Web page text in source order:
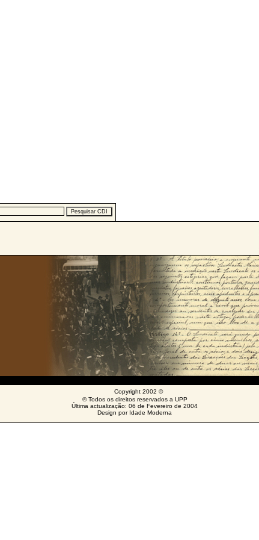
Copyright 2002 ©
® Todos os direitos reservados a UPP
Última actualização: 06 de Fevereiro de 2004
Design por Idade Moderna